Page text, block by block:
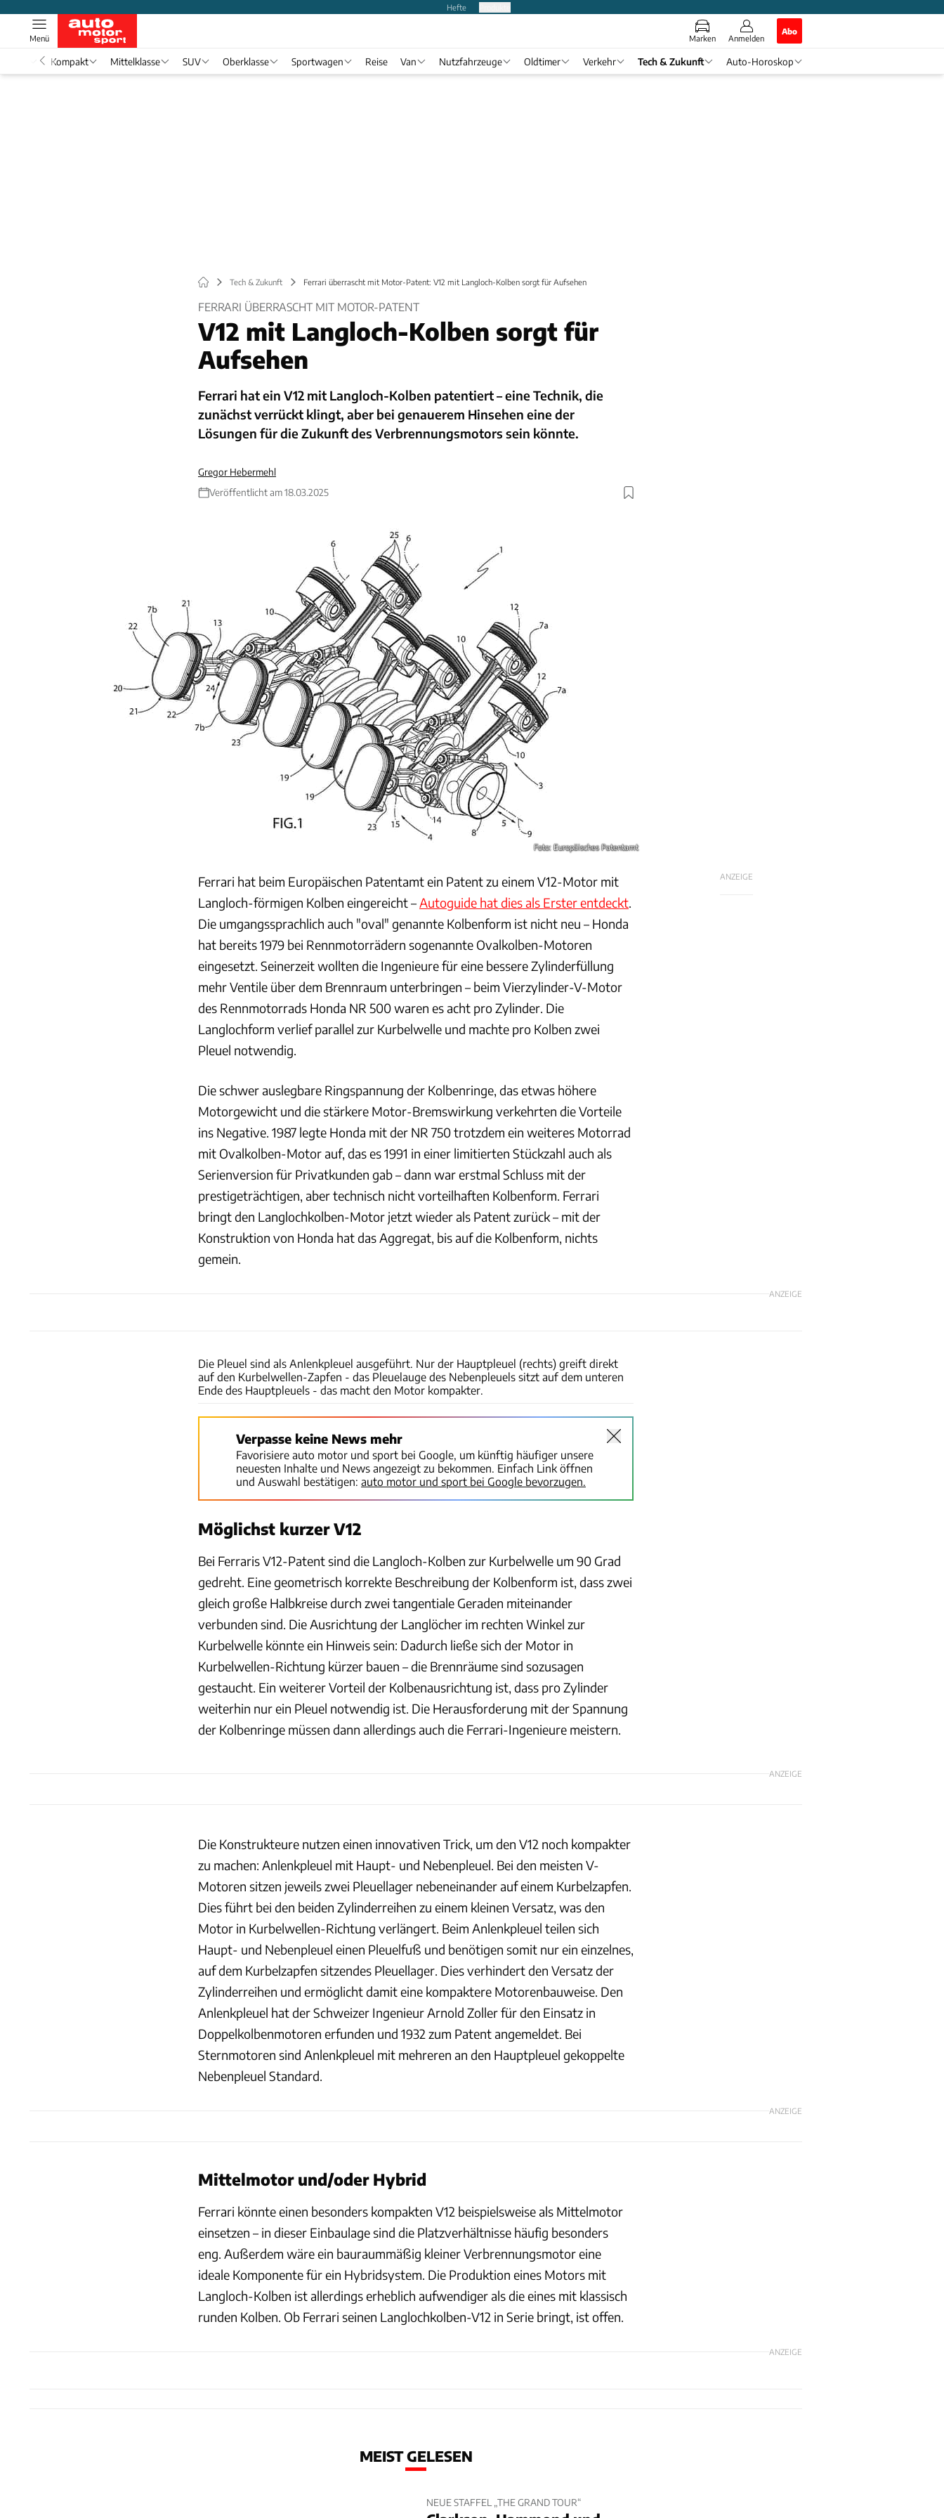
Hefte
Marken Anmelden
Abo
Menü
Kompakt Mittelklasse SUV Oberklasse Sportwagen Reise Van Nutzfahrzeuge Oldtimer Verkehr Tech & Zukunft Auto-Horoskop
Tech & Zukunft Ferrari überrascht mit Motor-Patent: V12 mit Langloch-Kolben sorgt für Aufsehen
FERRARI ÜBERRASCHT MIT MOTOR-PATENT
V12 mit Langloch-Kolben sorgt für
Aufsehen
Ferrari hat ein V12 mit Langloch-Kolben patentiert – eine Technik, die
zunächst verrückt klingt, aber bei genauerem Hinsehen eine der
Lösungen für die Zukunft des Verbrennungsmotors sein könnte.
Gregor Hebermehl
Veröffentlicht am 18.03.2025
Foto: Europäisches Patentamt
ANZEIGE
Ferrari hat beim Europäischen Patentamt ein Patent zu einem V12-Motor mit
Langloch-förmigen Kolben eingereicht – Autoguide hat dies als Erster entdeckt
Die umgangssprachlich auch "oval" genannte Kolbenform ist nicht neu – Honda
hat bereits 1979 bei Rennmotorrädern sogenannte Ovalkolben-Motoren
eingesetzt. Seinerzeit wollten die Ingenieure für eine bessere Zylinderfüllung
mehr Ventile über dem Brennraum unterbringen – beim Vierzylinder-V-Motor
des Rennmotorrads Honda NR 500 waren es acht pro Zylinder. Die
Langlochform verlief parallel zur Kurbelwelle und machte pro Kolben zwei
Pleuel notwendig.
Die schwer auslegbare Ringspannung der Kolbenringe, das etwas höhere
Motorgewicht und die stärkere Motor-Bremswirkung verkehrten die Vorteile
ins Negative. 1987 legte Honda mit der NR 750 trotzdem ein weiteres Motorrad
mit Ovalkolben-Motor auf, das es 1991 in einer limitierten Stückzahl auch als
Serienversion für Privatkunden gab – dann war erstmal Schluss mit der
prestigeträchtigen, aber technisch nicht vorteilhaften Kolbenform. Ferrari
bringt den Langlochkolben-Motor jetzt wieder als Patent zurück – mit der
Konstruktion von Honda hat das Aggregat, bis auf die Kolbenform, nichts
gemein.
ANZEIGE
Die Pleuel sind als Anlenkpleuel ausgeführt. Nur der Hauptpleuel (rechts) greift direkt
auf den Kurbelwellen-Zapfen - das Pleuelauge des Nebenpleuels sitzt auf dem unteren
Ende des Hauptpleuels - das macht den Motor kompakter.
Verpasse keine News mehr
Favorisiere auto motor und sport bei Google, um künftig häufiger unsere
neuesten Inhalte und News angezeigt zu bekommen. Einfach Link öffnen
und Auswahl bestätigen: auto motor und sport bei Google bevorzugen.
Möglichst kurzer V12
Bei Ferraris V12-Patent sind die Langloch-Kolben zur Kurbelwelle um 90 Grad
gedreht. Eine geometrisch korrekte Beschreibung der Kolbenform ist, dass zwei
gleich große Halbkreise durch zwei tangentiale Geraden miteinander
verbunden sind. Die Ausrichtung der Langlöcher im rechten Winkel zur
Kurbelwelle könnte ein Hinweis sein: Dadurch ließe sich der Motor in
Kurbelwellen-Richtung kürzer bauen – die Brennräume sind sozusagen
gestaucht. Ein weiterer Vorteil der Kolbenausrichtung ist, dass pro Zylinder
weiterhin nur ein Pleuel notwendig ist. Die Herausforderung mit der Spannung
der Kolbenringe müssen dann allerdings auch die Ferrari-Ingenieure meistern.
ANZEIGE
Die Konstrukteure nutzen einen innovativen Trick, um den V12 noch kompakter
zu machen: Anlenkpleuel mit Haupt- und Nebenpleuel. Bei den meisten V-
Motoren sitzen jeweils zwei Pleuellager nebeneinander auf einem Kurbelzapfen.
Dies führt bei den beiden Zylinderreihen zu einem kleinen Versatz, was den
Motor in Kurbelwellen-Richtung verlängert. Beim Anlenkpleuel teilen sich
Haupt- und Nebenpleuel einen Pleuelfuß und benötigen somit nur ein einzelnes,
auf dem Kurbelzapfen sitzendes Pleuellager. Dies verhindert den Versatz der
Zylinderreihen und ermöglicht damit eine kompaktere Motorenbauweise. Den
Anlenkpleuel hat der Schweizer Ingenieur Arnold Zoller für den Einsatz in
Doppelkolbenmotoren erfunden und 1932 zum Patent angemeldet. Bei
Sternmotoren sind Anlenkpleuel mit mehreren an den Hauptpleuel gekoppelte
Nebenpleuel Standard.
ANZEIGE
Mittelmotor und/oder Hybrid
Ferrari könnte einen besonders kompakten V12 beispielsweise als Mittelmotor
einsetzen – in dieser Einbaulage sind die Platzverhältnisse häufig besonders
eng. Außerdem wäre ein bauraummäßig kleiner Verbrennungsmotor eine
ideale Komponente für ein Hybridsystem. Die Produktion eines Motors mit
Langloch-Kolben ist allerdings erheblich aufwendiger als die eines mit klassisch
runden Kolben. Ob Ferrari seinen Langlochkolben-V12 in Serie bringt, ist offen.
ANZEIGE
MEIST GELESEN
NEUE STAFFEL „THE GRAND TOUR“